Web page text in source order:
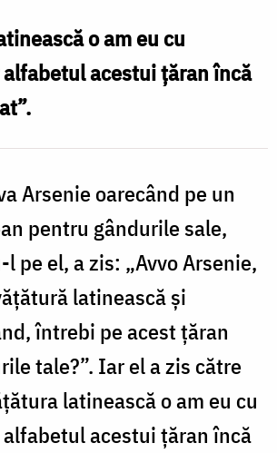
o am eu cu
acestui țăran încă
Arsenie oarecând pe un
pentru gândurile sale,
pe el, a zis: „Avvo Arsenie,
latinească și
întrebi pe acest țăran
tale?”. Iar el a zis către
latinească o am eu cu
acestui țăran încă